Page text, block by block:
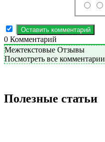
0 Комментарий
Межтекстовые Отзывы
Посмотреть все комментарии
Полезные статьи